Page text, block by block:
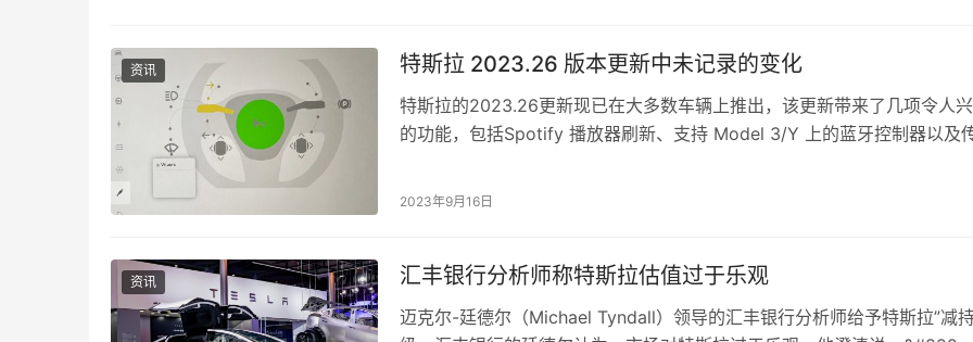
资讯 特斯拉 2023.26 版本更新中未记录的变化
特斯拉的2023.26更新现已在大多数车辆上推出，该更新带来了几项令人
的功能，包括Spotify 播放器刷新、支持 Model 3/Y 上的蓝牙控制器以及
2023年9月16日
资讯 汇丰银行分析师称特斯拉估值过于乐观
迈克尔-廷德尔（Michael Tyndall）领导的汇丰银行分析师给予特斯拉”减